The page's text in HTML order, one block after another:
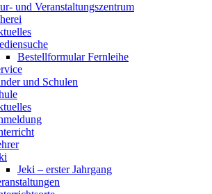
und Veranstaltungszentrum
Bestellformular Fernleihe
und Schulen
Jeki – erster Jahrgang